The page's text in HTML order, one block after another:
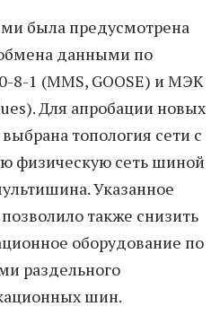
была предусмотрена
данными по
8-1 (MMS, GOOSE) и МЭК
Для апробации новых
топология сети с
физическую сеть шиной
Указанное
также снизить
оборудование по
раздельного
шин.